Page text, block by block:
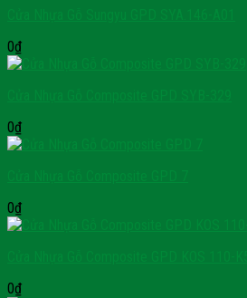
0₫
0₫
0₫
0₫